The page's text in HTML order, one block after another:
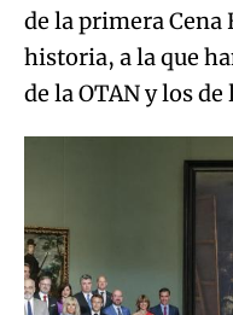
de la primera
historia, a la que
de la OTAN y los de